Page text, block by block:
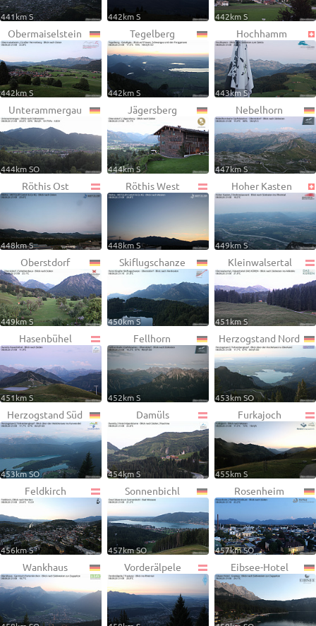
441km S 442km S 442km S
Obermaiselstein
442km S
Tegelberg
442km S
Hochhamm
443km S
Unterammergau
444km SO
Jägersberg
444km S
Nebelhorn
447km S
Röthis Ost
448km S
Röthis West
448km S
Hoher Kasten
449km S
Oberstdorf
449km S
Skiflugschanze
450km S
Kleinwalsertal
451km S
Hasenbühel
451km S
Fellhorn
452km S
Herzogstand Nord
453km SO
Herzogstand Süd
453km SO
Damüls
454km S
Furkajoch
455km S
Feldkirch
456km S
Sonnenbichl
457km SO
Rosenheim
457km SO
Wankhaus Vorderälpele Eibsee-Hotel